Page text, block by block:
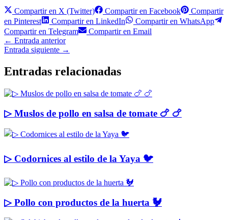
Compartir en X (Twitter) Compartir en Facebook
Compartir
en Pinterest Compartir en LinkedIn Compartir en WhatsApp
Compartir en Telegram Compartir en Email
← Entrada anterior
Entrada siguiente →
Entradas relacionadas
▷ Muslos de pollo en salsa de tomate 🍗 🍗
▷ Codornices al estilo de la Yaya 🐦
▷ Pollo con productos de la huerta 🐓